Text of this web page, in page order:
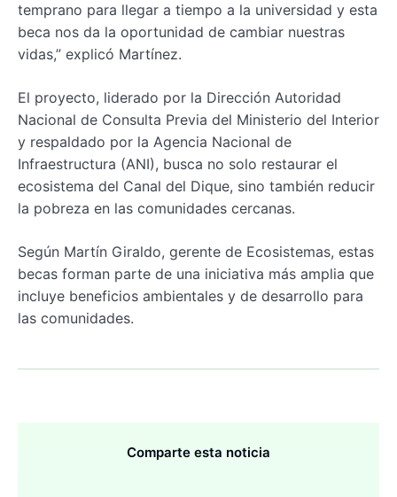
temprano para llegar a tiempo a la universidad y esta
beca nos da la oportunidad de cambiar nuestras
vidas,” explicó Martínez.
El proyecto, liderado por la Dirección Autoridad
Nacional de Consulta Previa del Ministerio del Interior
y respaldado por la Agencia Nacional de
Infraestructura (ANI), busca no solo restaurar el
ecosistema del Canal del Dique, sino también reducir
la pobreza en las comunidades cercanas.
Según Martín Giraldo, gerente de Ecosistemas, estas
becas forman parte de una iniciativa más amplia que
incluye beneficios ambientales y de desarrollo para
las comunidades.
Comparte esta noticia